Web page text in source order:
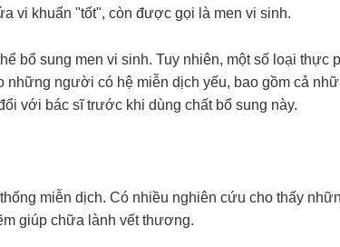
vi khuẩn "tốt", còn được gọi là men vi sinh.
bổ sung men vi sinh. Tuy nhiên, một số loại thực
những người có hệ miễn dịch yếu, bao gồm cả
với bác sĩ trước khi dùng chất bổ sung này.
miễn dịch. Có nhiều nghiên cứu cho thấy
giúp chữa lành vết thương.